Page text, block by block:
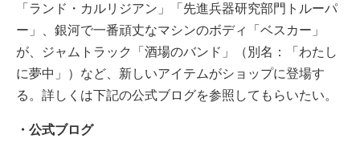
「ランド・カルリジアン」「先進兵器研究部門トルーパ
ー」、銀河で一番頑丈なマシンのボディ「ベスカー」
が、ジャムトラック「酒場のバンド」（別名：「わたし
に夢中」）など、新しいアイテムがショップに登場す
る。詳しくは下記の公式ブログを参照してもらいたい。
・公式ブログ